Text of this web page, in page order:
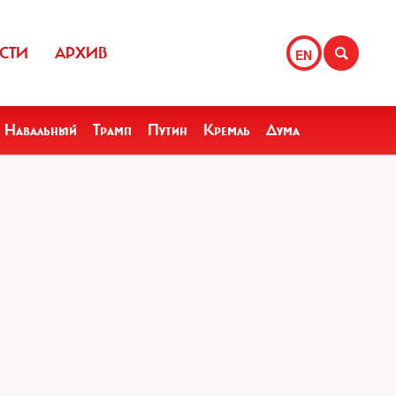
EN
АРХИВ
Навальный Трамп Путин Кремль Дума